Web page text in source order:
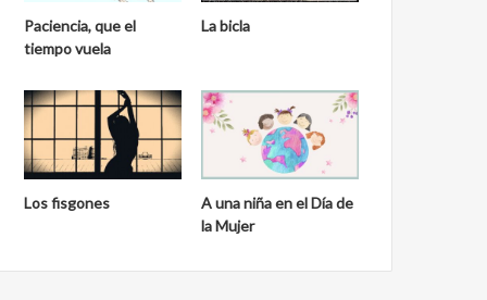
Paciencia, que el
tiempo vuela
La bicla
Los fisgones
A una niña en el Día de
la Mujer